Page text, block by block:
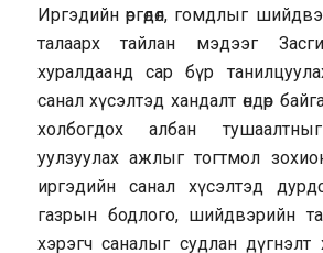
Иргэдийн өргөдөл, гомдлыг
талаарх тайлан мэдээг
хуралдаанд сар бүр
санал хүсэлтэд хандалт өндөр
холбогдох албан
уулзуулах ажлыг тогтмол
иргэдийн санал хүсэлтэд
газрын бодлого, шийдвэрийн
хэрэгч саналыг судлан дүгнэлт